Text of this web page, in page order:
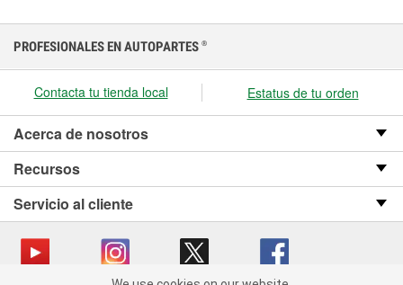
PROFESIONALES EN AUTOPARTES ®
Contacta tu tienda local Estatus de tu orden
Acerca de nosotros
Recursos
Servicio al cliente